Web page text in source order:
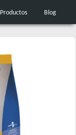
Productos Blog